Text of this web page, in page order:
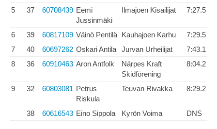
5 37 60708439 Eemi
Jussinmäki
Ilmajoen Kisailijat 7:27.5
6 39 60817109 Väinö Pentilä Kauhajoen Karhu
7:29.5
7
40 60697262 Oskari Antila Jurvan Urheilijat
7:43.1
8
36 60910463 Aron Antfolk
Närpes Kraft
Skidförening
8:04.2
9 32 60803081 Petrus
Riskula
Teuvan Rivakka 8:29.2
38 60616543 Eino Sippola Kyrön Voima DNS